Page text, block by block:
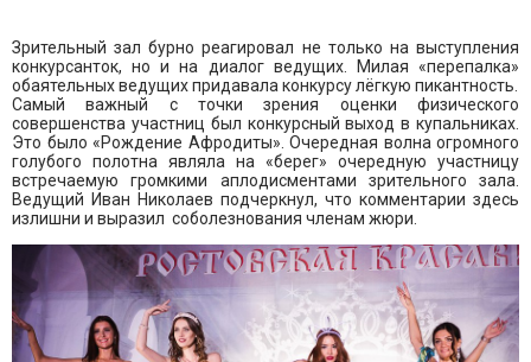
Зрительный зал бурно реагировал не только на выступления
конкурсанток, но и на диалог ведущих. Милая «перепалка»
обаятельных ведущих придавала конкурсу лёгкую пикантность.
Самый важный с точки зрения оценки физического
совершенства участниц был конкурсный выход в купальниках.
Это было «Рождение Афродиты». Очередная волна огромного
голубого полотна являла на «берег» очередную участницу
встречаемую громкими аплодисментами зрительного зала.
Ведущий Иван Николаев подчеркнул, что комментарии здесь
излишни и выразил соболезнования членам жюри.